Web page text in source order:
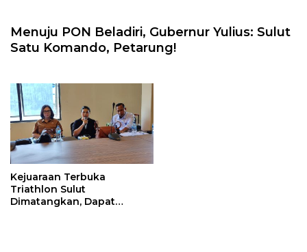
Menuju PON Beladiri, Gubernur Yulius: Sulut
Satu Komando, Petarung!
Kejuaraan Terbuka
Triathlon Sulut
Dimatangkan, Dapat